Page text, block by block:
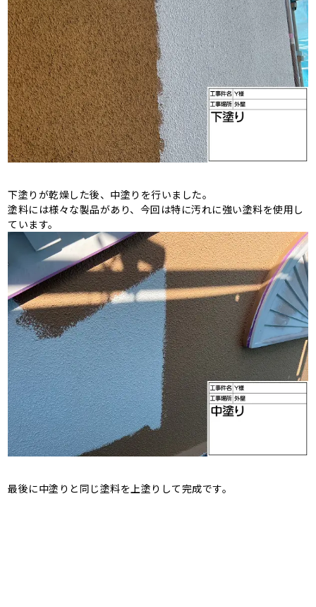
下塗りが乾燥した後、中塗りを行いました。
塗料には様々な製品があり、今回は特に汚れに強い塗料を使用し
ています。
最後に中塗りと同じ塗料を上塗りして完成です。